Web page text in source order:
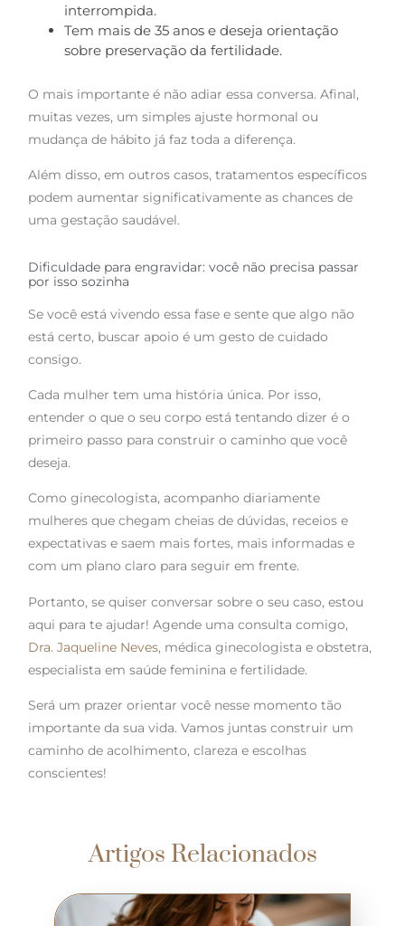
interrompida.
Tem mais de 35 anos e deseja orientação
sobre preservação da fertilidade.
O mais importante é não adiar essa conversa. Afinal,
muitas vezes, um simples ajuste hormonal ou
mudança de hábito já faz toda a diferença.
Além disso, em outros casos, tratamentos específicos
podem aumentar significativamente as chances de
uma gestação saudável.
Dificuldade para engravidar: você não precisa passar
por isso sozinha
Se você está vivendo essa fase e sente que algo não
está certo, buscar apoio é um gesto de cuidado
consigo.
Cada mulher tem uma história única. Por isso,
entender o que o seu corpo está tentando dizer é o
primeiro passo para construir o caminho que você
deseja.
Como ginecologista, acompanho diariamente
mulheres que chegam cheias de dúvidas, receios e
expectativas e saem mais fortes, mais informadas e
com um plano claro para seguir em frente.
Portanto, se quiser conversar sobre o seu caso, estou
aqui para te ajudar! Agende uma consulta comigo,
Dra. Jaqueline Neves, médica ginecologista e obstetra,
especialista em saúde feminina e fertilidade.
Será um prazer orientar você nesse momento tão
importante da sua vida. Vamos juntas construir um
caminho de acolhimento, clareza e escolhas
conscientes!
Artigos Relacionados